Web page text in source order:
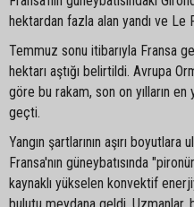
hektardan fazla alan yandı ve
Temmuz sonu itibarıyla Fransa
hektarı aştığı belirtildi. Avrupa
göre bu rakam, son on yılların
geçti.
Yangın şartlarının aşırı
Fransa'nın güneybatısında
kaynaklı yükselen konvektif